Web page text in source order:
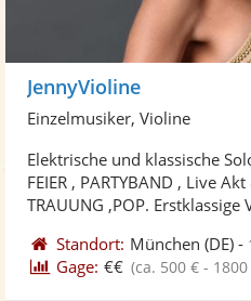
JennyVioline
Einzelmusiker, Violine
Elektrische und klassische
FEIER , PARTYBAND , Live
TRAUUNG ,POP. Erstklassige
Standort: München (DE) -
Gage: €€ (ca. 500 € -